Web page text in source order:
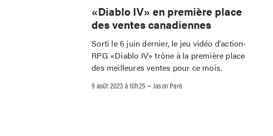
«Diablo IV» en première place
des ventes canadiennes
Sorti le 6 juin dernier, le jeu vidéo d'action-
RPG «Diablo IV» trône à la première place
des meilleures ventes pour ce mois.
9 août 2023 à 10h25 –Jason Paré